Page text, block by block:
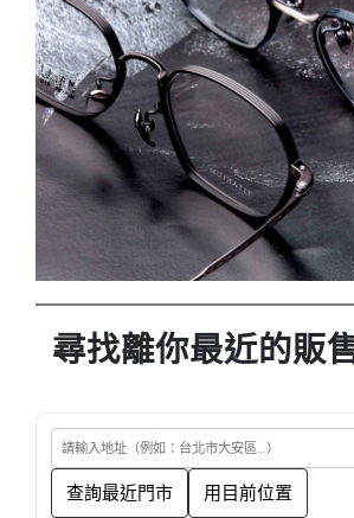
尋找離你最近的販
查詢最近門市 用目前位置